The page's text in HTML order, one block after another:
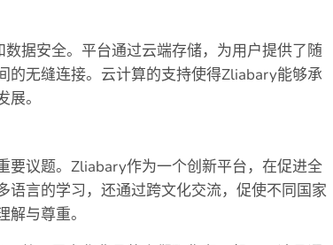
据安全。平台通过云端存储，为用户提供了随
的无缝连接。云计算的支持使得Zliabary能够承
。
要议题。Zliabary作为一个创新平台，在促进全
言的学习，还通过跨文化交流，促使不同国家
与尊重。